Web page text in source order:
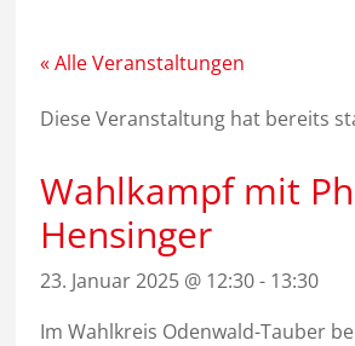
springen« Alle Veranstaltungen
Diese Veranstaltung hat bereits
Wahlkampf mit
Hensinger
23. Januar 2025 @ 12:30- 13:30
Im Wahlkreis Odenwald-Tauber